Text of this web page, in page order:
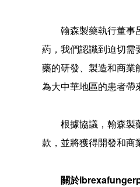
翰森製藥執行董事
葯，我們認識到迫切需
藥的研發、製造和商業
為大中華地區的患者帶
根據協議，翰森製
款，並將獲得開發和商
關於